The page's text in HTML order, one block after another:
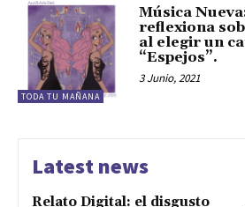
TODA TU MAÑANA
Música
reflexiona
al elegir un
“Espejos”.
3 Junio, 2021
Latest news
Relato Digital: el disgusto